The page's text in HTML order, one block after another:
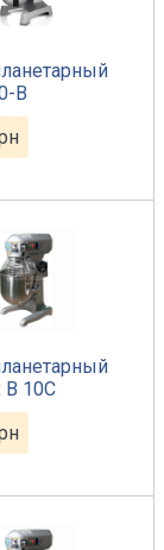
B
B 10C